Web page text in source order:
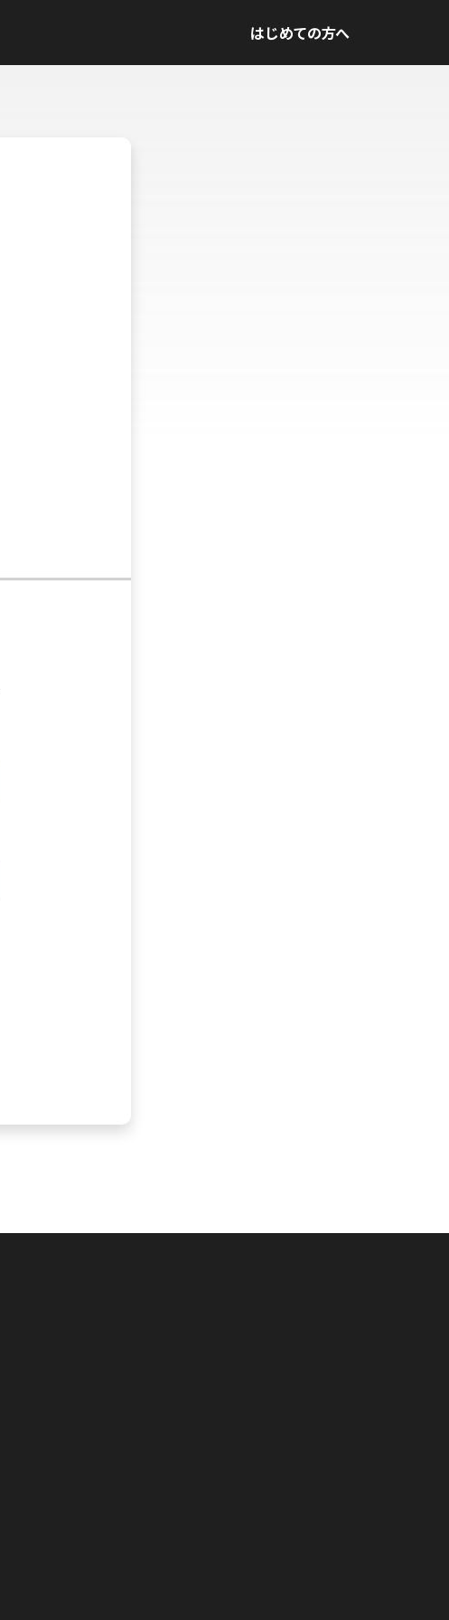
はじめての方へ